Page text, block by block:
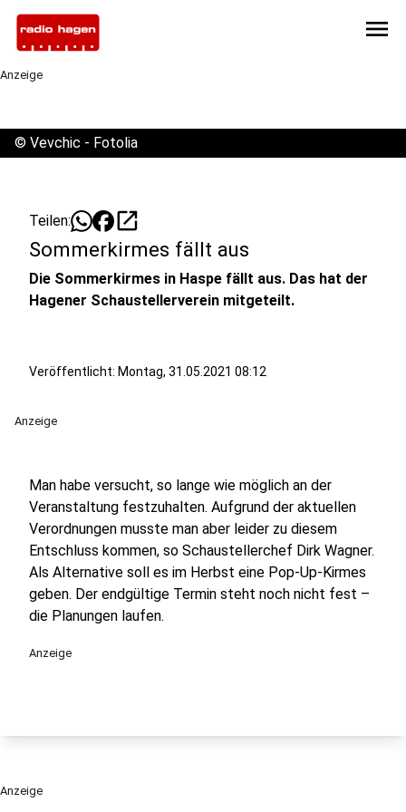
menu
Anzeige
© Vevchic - Fotolia
Teilen: open_in_new
Sommerkirmes fällt aus
Die Sommerkirmes in Haspe fällt aus. Das hat der
Hagener Schaustellerverein mitgeteilt.
Veröffentlicht: Montag, 31.05.2021 08:12
Anzeige
Man habe versucht, so lange wie möglich an der
Veranstaltung festzuhalten. Aufgrund der aktuellen
Verordnungen musste man aber leider zu diesem
Entschluss kommen, so Schaustellerchef Dirk Wagner.
Als Alternative soll es im Herbst eine Pop-Up-Kirmes
geben. Der endgültige Termin steht noch nicht fest –
die Planungen laufen.
Anzeige
Anzeige